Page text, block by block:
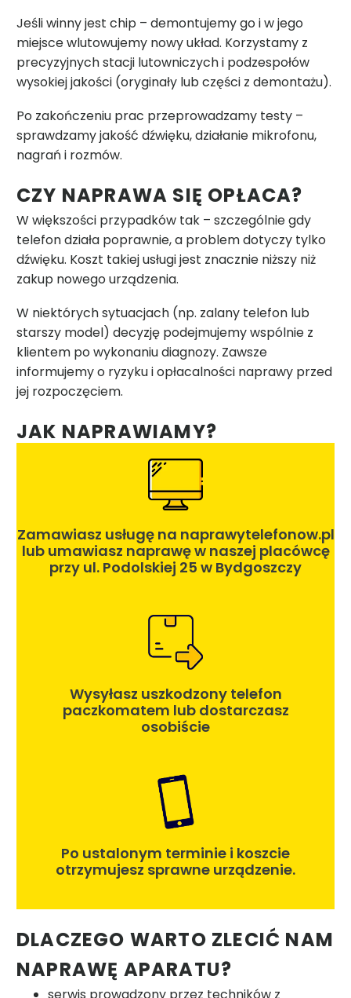
Jeśli winny jest chip – demontujemy go i w jego
miejsce wlutowujemy nowy układ. Korzystamy z
precyzyjnych stacji lutowniczych i podzespołów
wysokiej jakości (oryginały lub części z demontażu).
Po zakończeniu prac przeprowadzamy testy –
sprawdzamy jakość dźwięku, działanie mikrofonu,
nagrań i rozmów.
CZY NAPRAWA SIĘ OPŁACA?
W większości przypadków tak – szczególnie gdy
telefon działa poprawnie, a problem dotyczy tylko
dźwięku. Koszt takiej usługi jest znacznie niższy niż
zakup nowego urządzenia.
W niektórych sytuacjach (np. zalany telefon lub
starszy model) decyzję podejmujemy wspólnie z
klientem po wykonaniu diagnozy. Zawsze
informujemy o ryzyku i opłacalności naprawy przed
jej rozpoczęciem.
JAK NAPRAWIAMY?
Zamawiasz usługę na naprawytelefonow.pl
lub umawiasz naprawę w naszej placówcę
przy ul. Podolskiej 25 w Bydgoszczy
Wysyłasz uszkodzony telefon
paczkomatem lub dostarczasz
osobiście
Po ustalonym terminie i koszcie
otrzymujesz sprawne urządzenie.
DLACZEGO WARTO ZLECIĆ NAM
NAPRAWĘ APARATU?
serwis prowadzony przez techników z